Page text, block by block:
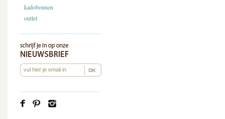
kadobonnen
outlet